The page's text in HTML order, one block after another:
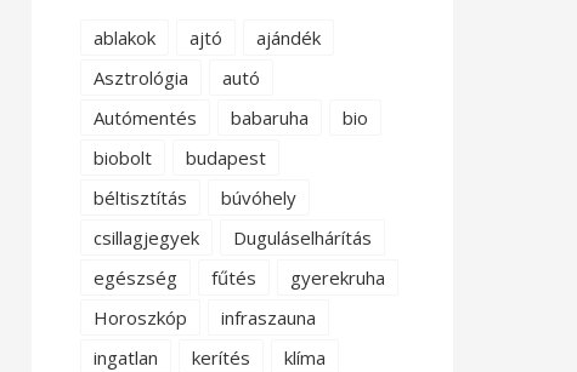
ablakok ajtó
ajándék
Asztrológia
autó
Autómentés
babaruha
bio
biobolt
budapest
béltisztítás
búvóhely
csillagjegyek
Duguláselhárítás
egészség
fűtés
gyerekruha
Horoszkóp
infraszauna
ingatlan
kerítés
klíma